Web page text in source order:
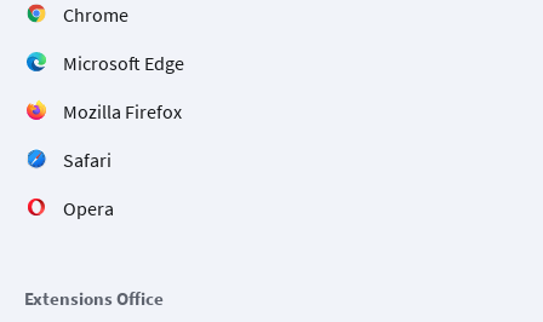
Chrome
Microsoft Edge
Mozilla Firefox
Safari
Opera
Extensions Office